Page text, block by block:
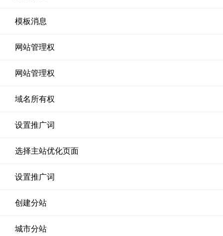
模板消息
网站管理权
网站管理权
域名所有权
设置推广词
选择主站优化页面
设置推广词
创建分站
城市分站